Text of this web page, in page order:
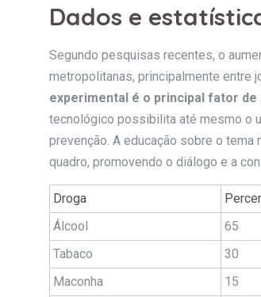
Dados e
Segundo pesquisas recentes, o
metropolitanas, principalmente entre
experimental é o principal fator
tecnológico possibilita até mesmo o
prevenção. A educação sobre o
quadro, promovendo o diálogo e a
Droga
Álcool
65
Tabaco
30
Maconha
15